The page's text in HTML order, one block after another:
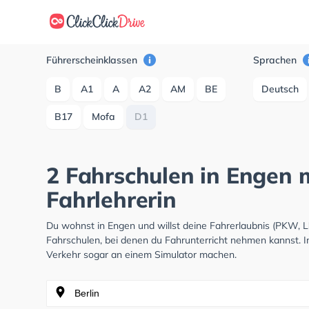
Führerscheinklassen
B A1 A A2 AM BE
B17 Mofa D1
Sprachen
Deutsch
2 Fahrschulen in Engen
Fahrlehrerin
Du wohnst in Engen und willst deine Fahrerlaubnis (PKW,
Fahrschulen, bei denen du Fahrunterricht nehmen
Verkehr sogar an einem Simulator machen.